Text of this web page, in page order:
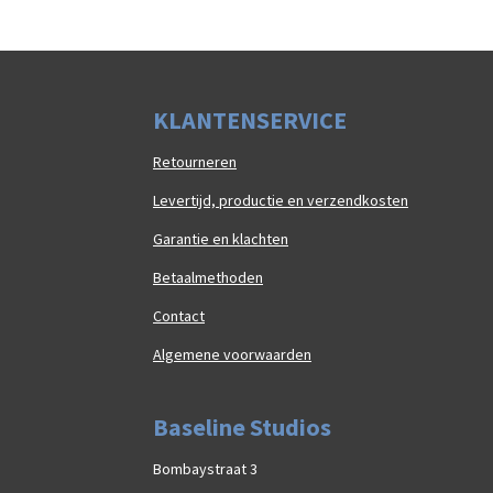
KLANTENSERVICE
Retourneren
Levertijd, productie en verzendkosten
Garantie en klachten
Betaalmethoden
Contact
Algemene voorwaarden
Baseline Studios
Bombaystraat 3